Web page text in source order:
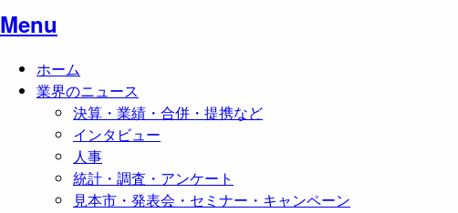
Menu
ホーム
業界のニュース
決算・業績・合併・提携など
インタビュー
人事
統計・調査・アンケート
見本市・発表会・セミナー・キャンペーン